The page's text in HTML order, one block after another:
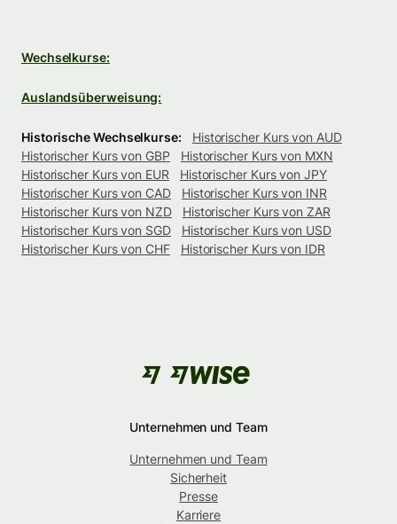
Wechselkurse:
Auslandsüberweisung:
Historische Wechselkurse:
Historischer Kurs von AUD
Historischer Kurs von GBP
Historischer Kurs von MXN
Historischer Kurs von EUR
Historischer Kurs von JPY
Historischer Kurs von CAD
Historischer Kurs von INR
Historischer Kurs von NZD
Historischer Kurs von ZAR
Historischer Kurs von SGD
Historischer Kurs von USD
Historischer Kurs von CHF
Historischer Kurs von IDR
Unternehmen und Team
Unternehmen und Team
Sicherheit
Presse
Karriere